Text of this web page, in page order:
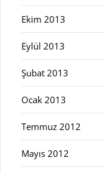
Ekim 2013
Eylül 2013
Şubat 2013
Ocak 2013
Temmuz 2012
Mayıs 2012